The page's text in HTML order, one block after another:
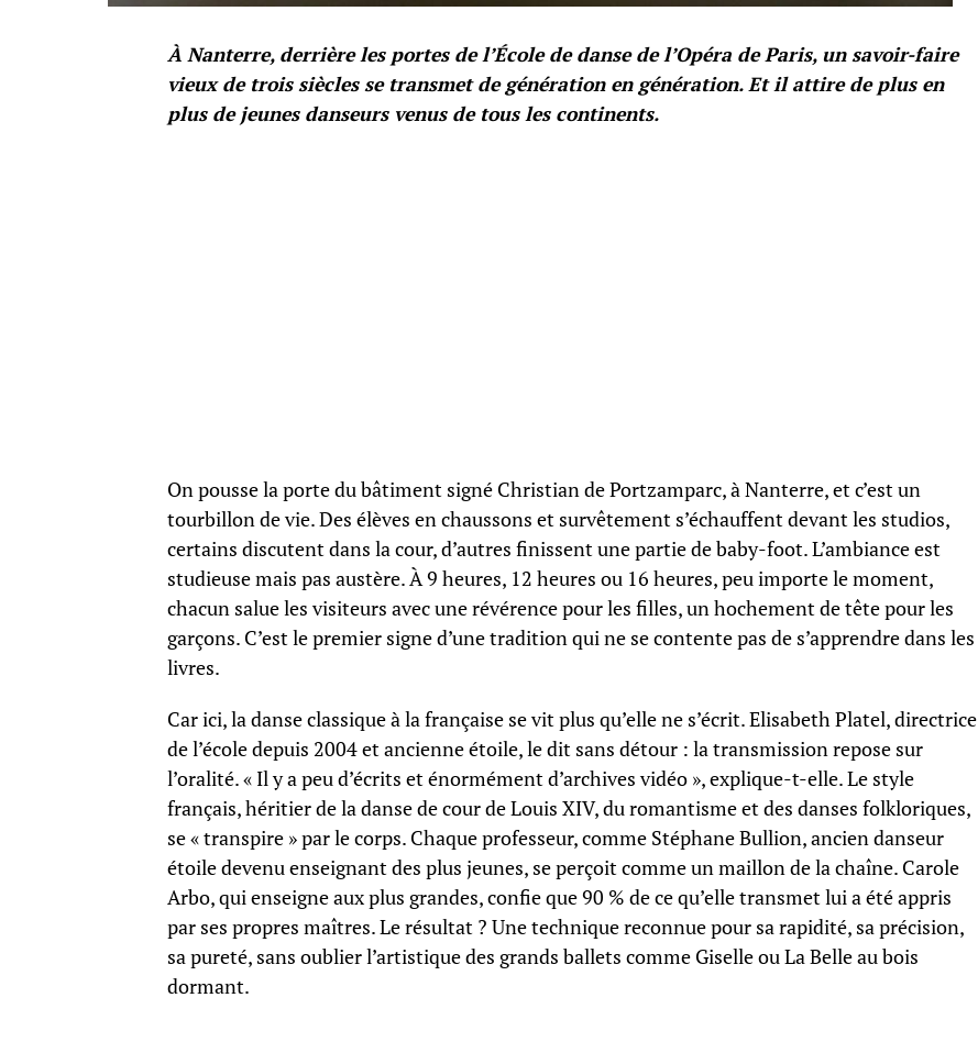
À Nanterre, derrière les portes de l’École de danse de l’Opéra de Paris, un savoir-faire
vieux de trois siècles se transmet de génération en génération. Et il attire de plus en
plus de jeunes danseurs venus de tous les continents.
On pousse la porte du bâtiment signé Christian de Portzamparc, à Nanterre, et c’est un
tourbillon de vie. Des élèves en chaussons et survêtement s’échauffent devant les studios,
certains discutent dans la cour, d’autres finissent une partie de baby-foot. L’ambiance est
studieuse mais pas austère. À 9 heures, 12 heures ou 16 heures, peu importe le moment,
chacun salue les visiteurs avec une révérence pour les filles, un hochement de tête pour les
garçons. C’est le premier signe d’une tradition qui ne se contente pas de s’apprendre dans les
livres.
Car ici, la danse classique à la française se vit plus qu’elle ne s’écrit. Elisabeth Platel, directrice
de l’école depuis 2004 et ancienne étoile, le dit sans détour : la transmission repose sur
l’oralité. « Il y a peu d’écrits et énormément d’archives vidéo », explique-t-elle. Le style
français, héritier de la danse de cour de Louis XIV, du romantisme et des danses folkloriques,
se « transpire » par le corps. Chaque professeur, comme Stéphane Bullion, ancien danseur
étoile devenu enseignant des plus jeunes, se perçoit comme un maillon de la chaîne. Carole
Arbo, qui enseigne aux plus grandes, confie que 90 % de ce qu’elle transmet lui a été appris
par ses propres maîtres. Le résultat ? Une technique reconnue pour sa rapidité, sa précision,
sa pureté, sans oublier l’artistique des grands ballets comme Giselle ou La Belle au bois
dormant.